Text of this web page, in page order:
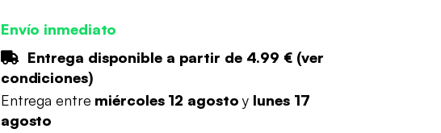
Envío inmediato
Entrega disponible a partir de 4.99 € (ver
condiciones)
Entrega entre miércoles 12 agostoy lunes 17
agosto